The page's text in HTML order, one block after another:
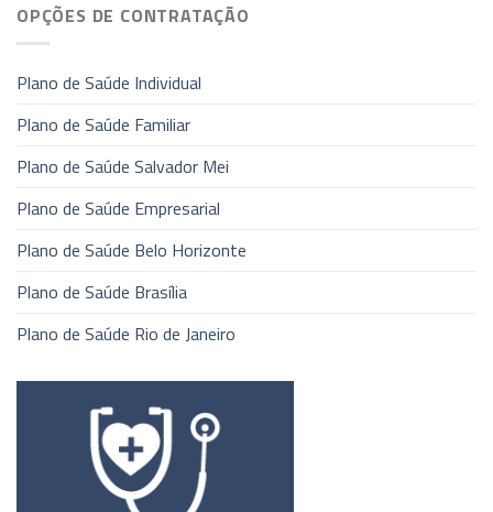
OPÇÕES DE CONTRATAÇÃO
Plano de Saúde Individual
Plano de Saúde Familiar
Plano de Saúde Salvador Mei
Plano de Saúde Empresarial
Plano de Saúde Belo Horizonte
Plano de Saúde Brasília
Plano de Saúde Rio de Janeiro